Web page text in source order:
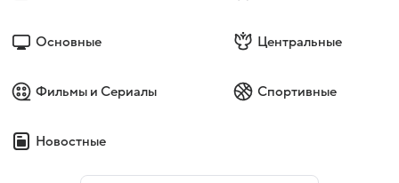
Основные Центральные
Фильмы и Сериалы Спортивные
Новостные